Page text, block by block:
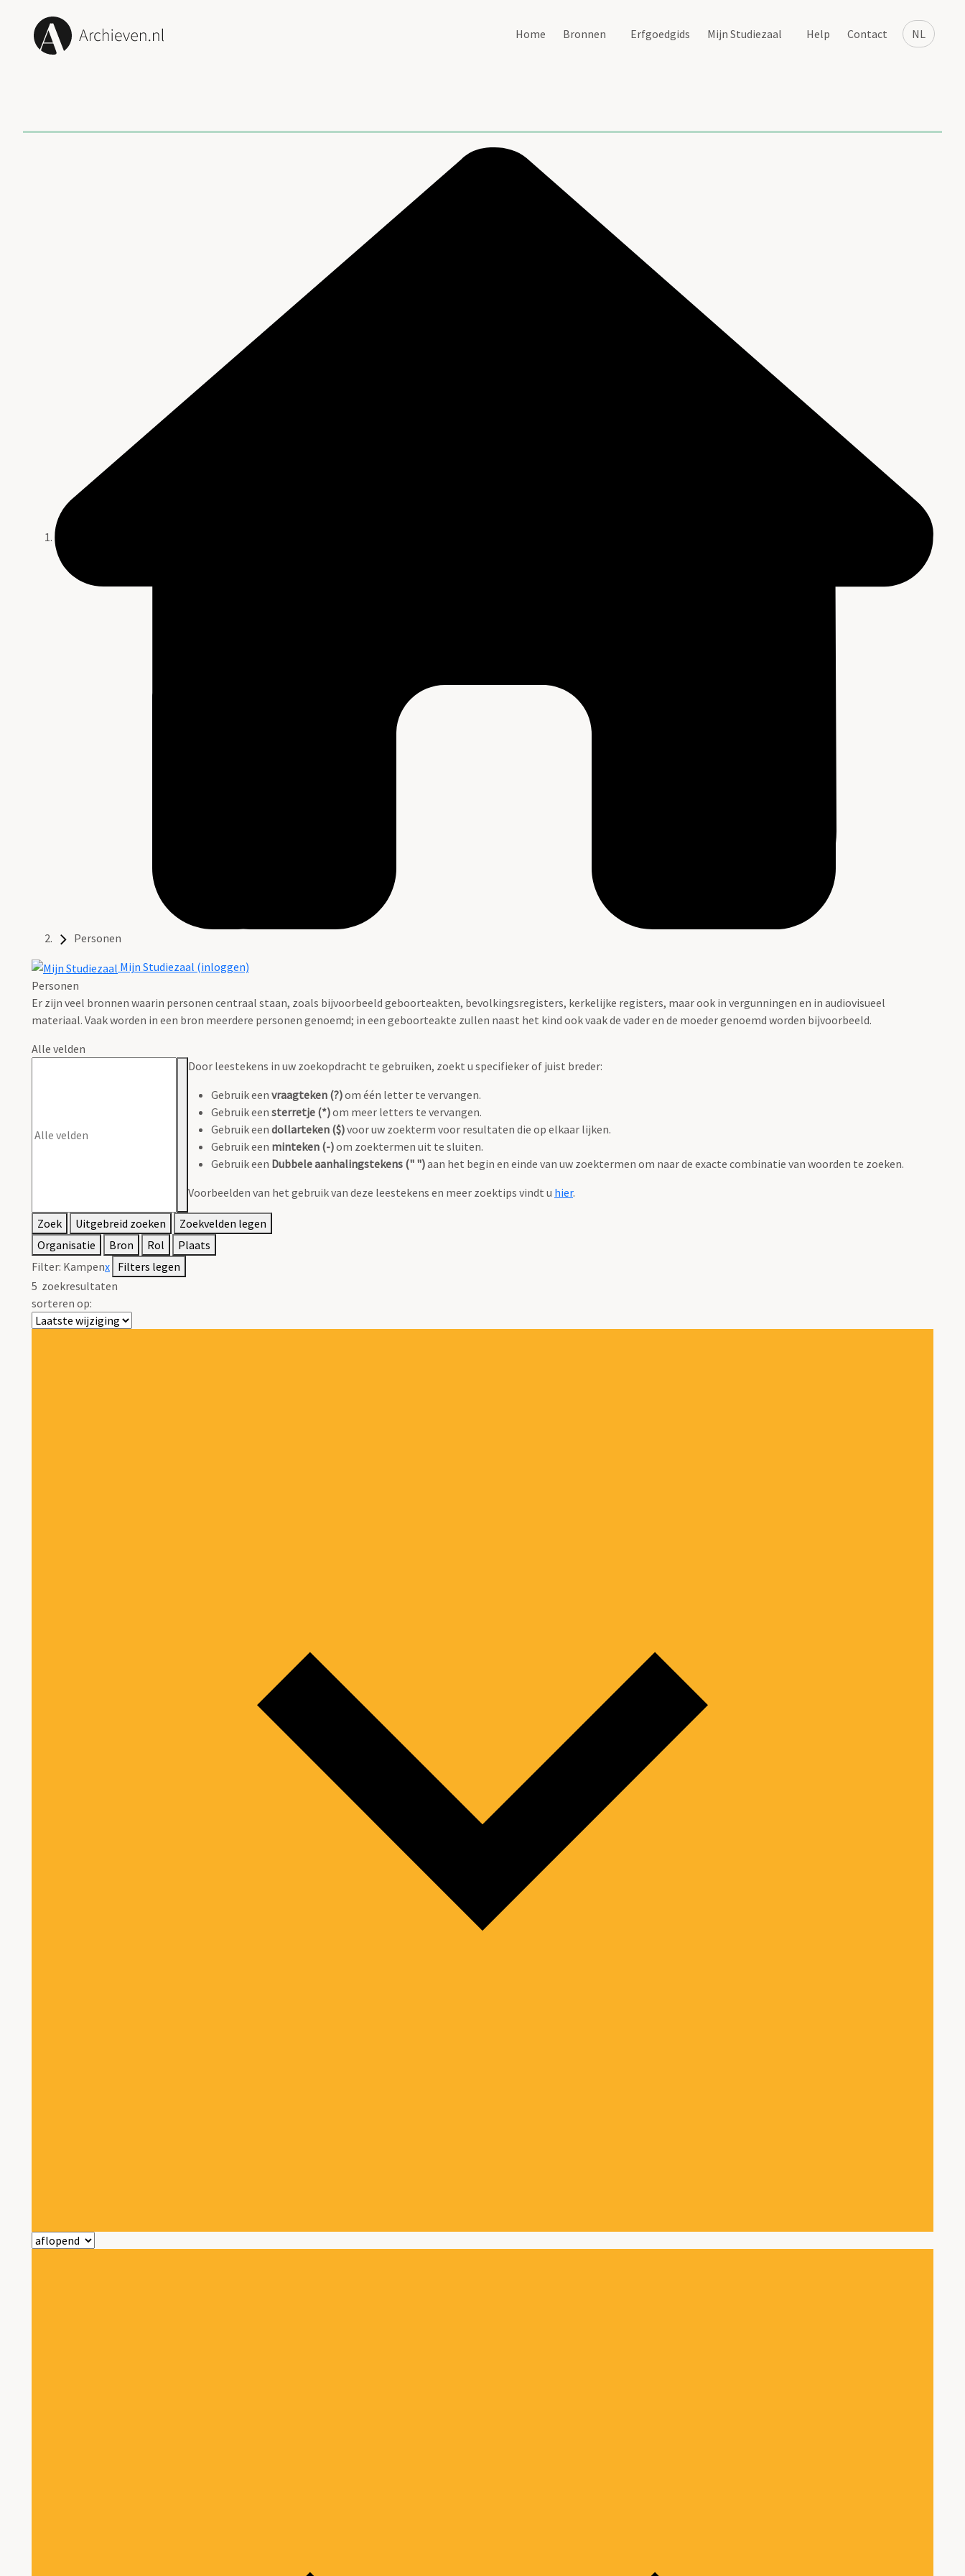
NL
Home Bronnen Erfgoedgids Mijn Studiezaal Help Contact
Personen
Mijn Studiezaal (inloggen)
Personen
Er zijn veel bronnen waarin personen centraal staan, zoals bijvoorbeeld geboorteakten, bevolkingsregisters, kerkelijke registers, maar ook in vergunningen en in audiovisueel
materiaal. Vaak worden in een bron meerdere personen genoemd; in een geboorteakte zullen naast het kind ook vaak de vader en de moeder genoemd worden bijvoorbeeld.
Alle velden
Door leestekens in uw zoekopdracht te gebruiken, zoekt u specifieker of juist breder:
Gebruik een vraagteken (?)om één letter te vervangen.
Gebruik een sterretje (*)om meer letters te vervangen.
Gebruik een dollarteken ($)voor uw zoekterm voor resultaten die op elkaar lijken.
Gebruik een minteken (-)om zoektermen uit te sluiten.
Gebruik een Dubbele aanhalingstekens (" ")aan het begin en einde van uw zoektermen om naar de exacte combinatie van woorden te zoeken.
Voorbeelden van het gebruik van deze leestekens en meer zoektips vindt u hier.
Zoek Uitgebreid zoeken
Zoekvelden legen
Organisatie
Bron Rol
Plaats
Filter: Kampenx Filters legen
5 zoekresultaten
sorteren op: